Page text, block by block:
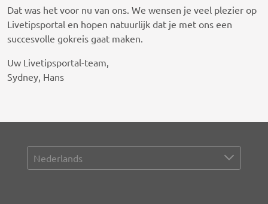
Dat was het voor nu van ons. We wensen je veel plezier op
Livetipsportal en hopen natuurlijk dat je met ons een
succesvolle gokreis gaat maken.
Uw Livetipsportal-team,
Sydney, Hans